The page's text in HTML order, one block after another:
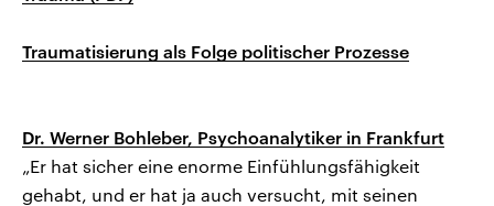
Traumatisierung als Folge politischer Prozesse
Dr. Werner Bohleber, Psychoanalytiker in Frankfurt
„Er hat sicher eine enorme Einfühlungsfähigkeit
gehabt, und er hat ja auch versucht, mit seinen